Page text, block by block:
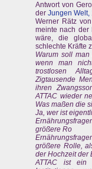
Antwort von
der Jungen
Werner Rätz
meinte nach der
wäre, die
schlechte Kräfte
Warum soll
wenn man
trostlosen
Zigtausende
ihren
ATTAC wieder
Was maßen die
Ja, wer ist
größere Ro
größere Rolle,
der Hochzeit der
ATTAC ist ein